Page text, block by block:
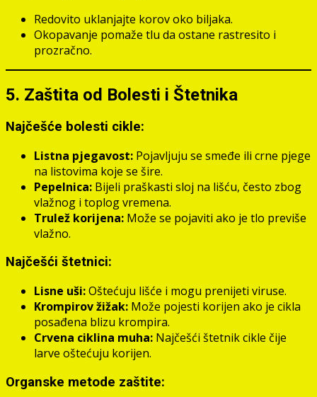
Redovito uklanjajte korov oko biljaka.
Okopavanje pomaže tlu da ostane rastresito i
prozračno.
5. Zaštita od Bolesti i Štetnika
Najčešće bolesti cikle:
Listna pjegavost: Pojavljuju se smeđe ili crne pjege
na listovima koje se šire.
Pepelnica: Bijeli praškasti sloj na lišću, često zbog
vlažnog i toplog vremena.
Trulež korijena: Može se pojaviti ako je tlo previše
vlažno.
Najčešći štetnici:
Lisne uši:Oštećuju lišće i mogu prenijeti viruse.
Krompirov žižak: Može pojesti korijen ako je cikla
posađena blizu krompira.
Crvena ciklina muha: Najčešći štetnik cikle čije
larve oštećuju korijen.
Organske metode zaštite: